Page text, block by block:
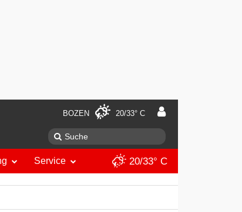
BOZEN 20/33° C
Service 20/33° C